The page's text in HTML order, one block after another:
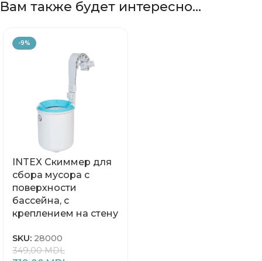
Вам также будет интересно…
-9%
INTEX Скиммер для
сбора мусора с
поверхности
бассейна, с
креплением на стену
SKU: 28000
349,00MDL